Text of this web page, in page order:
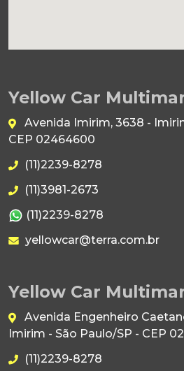
Yellow Car
Avenida Imirim, 3638 -
CEP 02464600
(11)2239-8278
(11)3981-2673
(11)2239-8278
yellowcar@terra.com.br
Yellow Car
Avenida Engenheiro
Imirim - São Paulo/SP - CEP
(11)2239-8278